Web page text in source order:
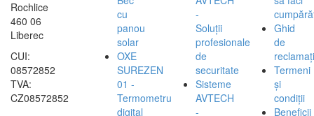
Rochlice
460 06
Liberec
CUI:
08572852
TVA:
CZ08572852
cu
panou
solar
OXE
SUREZEN
01 -
Termometru
digital
-
Soluții
profesionale
de
securitate
Sisteme
AVTECH
-
Ghid
de
Termeni
și
condiții
Beneficii